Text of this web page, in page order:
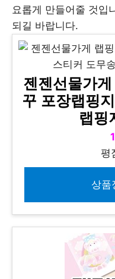
요롭게 만들어줄 것입
되길 바랍니다.
젠젠선물가
꾸 포장랩핑
랩핑
평
상품